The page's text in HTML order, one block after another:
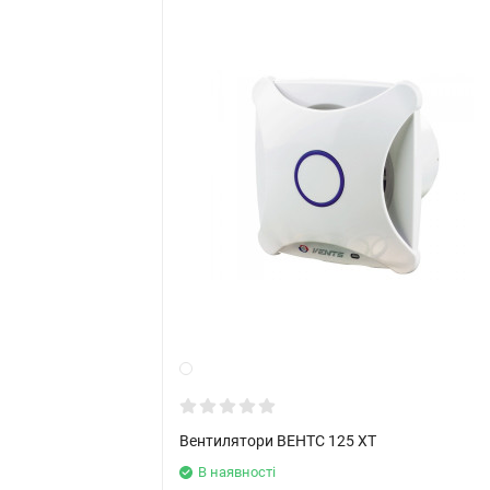
Вентилятори ВЕНТС 125 ХТ
В наявності